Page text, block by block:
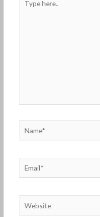
here..
Name*
Email*
Website